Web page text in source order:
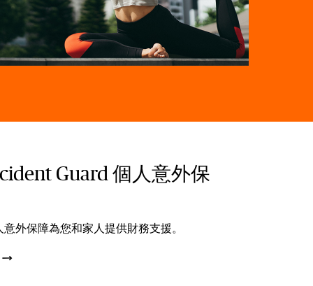
Guard 個人意外保
外保障為您和家人提供財務支援。